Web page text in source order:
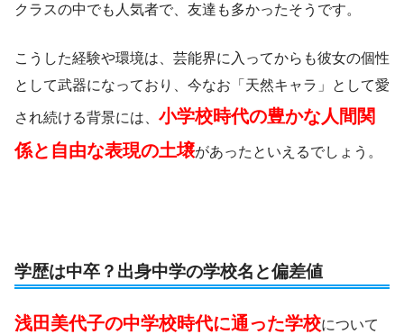
クラスの中でも人気者で、友達も多かったそうです。
こうした経験や環境は、芸能界に入ってからも彼女の個性
として武器になっており、今なお「天然キャラ」として愛
され続ける背景には、 小学校時代の豊かな人間関
係と自由な表現の土壌があったといえるでしょう。
学歴は中卒？出身中学の学校名と偏差値
浅田美代子の中学校時代に通った学校について